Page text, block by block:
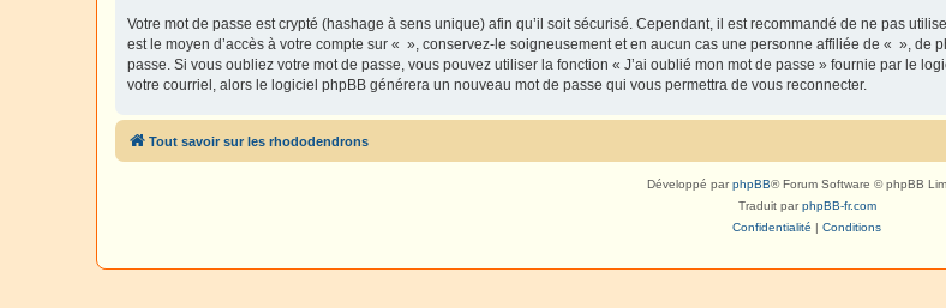
Votre mot de passe est crypté (hashage à sens unique) afin qu’il soit sécurisé. Cependant, il est recommandé de ne pas
est le moyen d’accès à votre compte sur « », conservez-le soigneusement et en aucun cas une personne affiliée de « », de
passe. Si vous oubliez votre mot de passe, vous pouvez utiliser la fonction « J’ai oublié mon mot de passe » fournie par le
votre courriel, alors le logiciel phpBB générera un nouveau mot de passe qui vous permettra de vous reconnecter.
Tout savoir sur les rhododendrons
Développé parphpBB® Forum Software © phpBB
Traduit parphpBB-fr.com
Confidentialité | Conditions